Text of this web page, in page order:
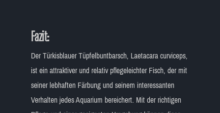
Fazit:
Der Türkisblauer Tüpfelbuntbarsch, Laetacara curviceps,
ist ein attraktiver und relativ pflegeleichter Fisch, der mit
seiner lebhaften Färbung und seinem interessanten
Verhalten jedes Aquarium bereichert. Mit der richtigen